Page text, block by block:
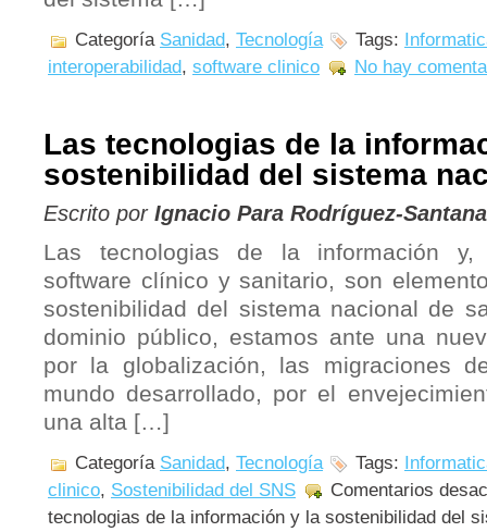
Categoría Sanidad, Tecnología Tags:
interoperabilidad, software clinico No hay
Las tecnologias de la
sostenibilidad del sistema
Escrito por Ignacio Para Rodríguez-Santana
Las tecnologias de la información y,
software clínico y sanitario, son
sostenibilidad del sistema nacional de
dominio público, estamos ante una
por la globalización, las migraciones
mundo desarrollado, por el
una alta […]
Categoría Sanidad, Tecnología Tags:
clinico, Sostenibilidad del SNS
Comentarios
tecnologias de la información y la sostenibilidad del